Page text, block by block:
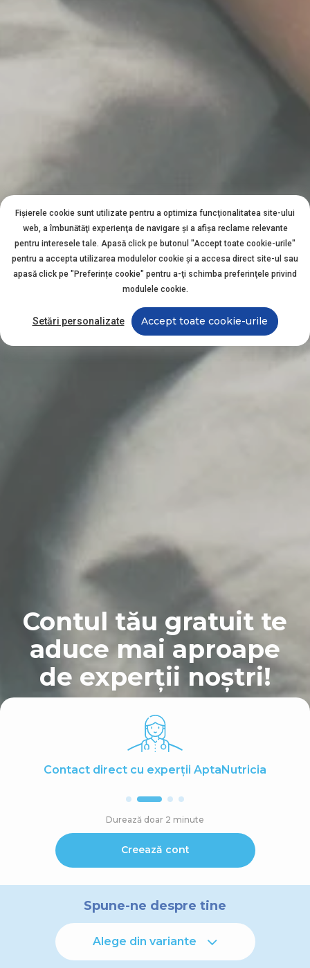
Contul tău gratuit te
aduce mai aproape
de experții noștri!
Contact direct cu experții AptaNutricia
Durează doar 2 minute
Creează cont
Spune-ne despre tine
Alege din variante
Fișierele cookie sunt utilizate pentru a optimiza funcţionalitatea site-ului
web, a îmbunătăţi experienţa de navigare şi a afişa reclame relevante
pentru interesele tale. Apasă click pe butonul "Accept toate cookie-urile"
pentru a accepta utilizarea modulelor cookie şi a accesa direct site-ul sau
apasă click pe "Preferințe cookie" pentru a-ţi schimba preferinţele privind
modulele cookie.
Setări personalizate Accept toate cookie-urile